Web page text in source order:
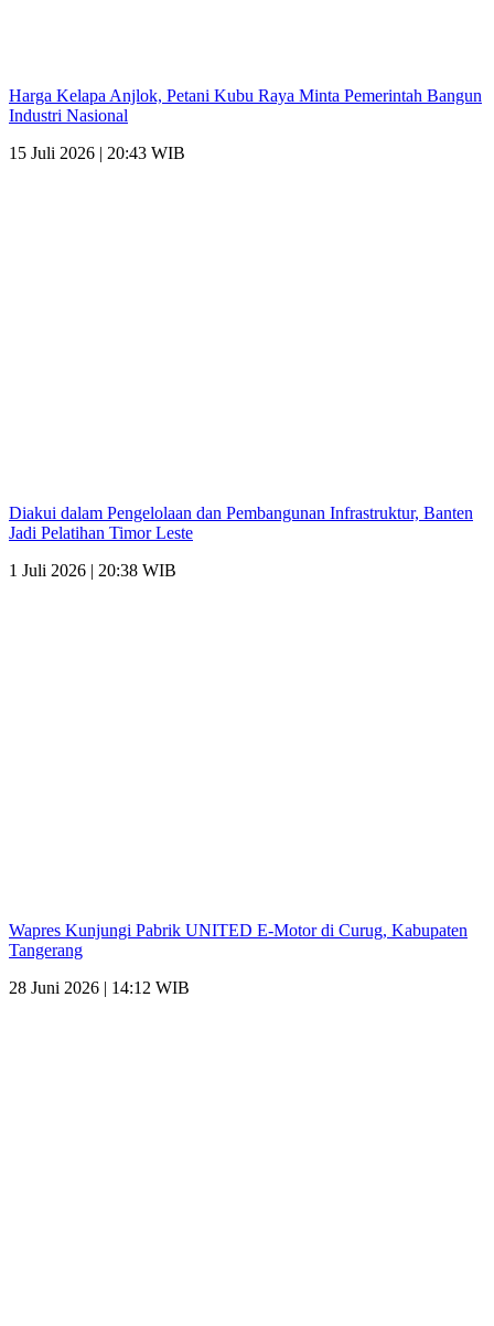
Harga Kelapa Anjlok, Petani Kubu Raya Minta Pemerintah Bangun
Industri Nasional
15 Juli 2026 | 20:43 WIB
Diakui dalam Pengelolaan dan Pembangunan Infrastruktur, Banten
Jadi Pelatihan Timor Leste
1 Juli 2026 | 20:38 WIB
Wapres Kunjungi Pabrik UNITED E-Motor di Curug, Kabupaten
Tangerang
28 Juni 2026 | 14:12 WIB